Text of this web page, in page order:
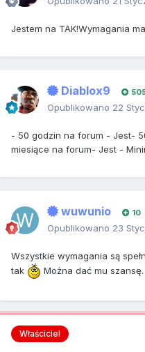
Jestem na TAK!Wymagania
Diablox9
Opublikowano 22
- 50 godzin na forum - Jest-
miesiące na forum- Jest -
wuwunio 10
Opublikowano 23
Wszystkie wymagania są
tak
Można dać mu szansę.
Właściciel